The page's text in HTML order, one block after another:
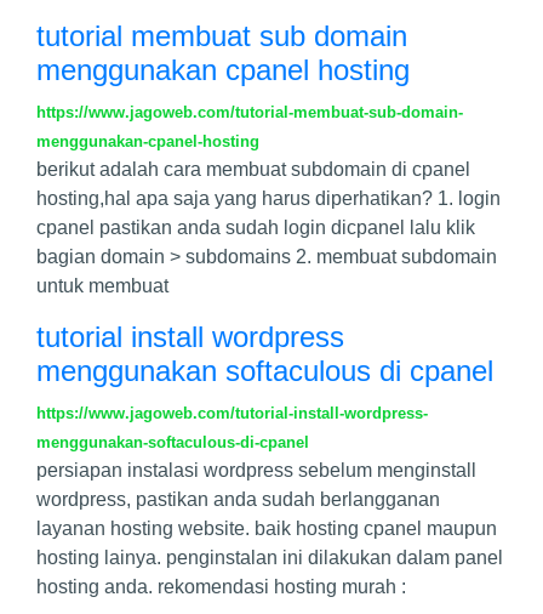
tutorial membuat sub domain
menggunakan cpanel hosting
https://www.jagoweb.com/tutorial-membuat-sub-domain-
menggunakan-cpanel-hosting
berikut adalah cara membuat subdomain di cpanel
hosting,hal apa saja yang harus diperhatikan? 1. login
cpanel pastikan anda sudah login dicpanel lalu klik
bagian domain > subdomains 2. membuat subdomain
untuk membuat
tutorial install wordpress
menggunakan softaculous di cpanel
https://www.jagoweb.com/tutorial-install-wordpress-
menggunakan-softaculous-di-cpanel
persiapan instalasi wordpress sebelum menginstall
wordpress, pastikan anda sudah berlangganan
layanan hosting website. baik hosting cpanel maupun
hosting lainya. penginstalan ini dilakukan dalam panel
hosting anda. rekomendasi hosting murah :